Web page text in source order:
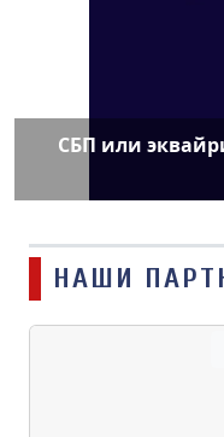
СБП или
НАШИ